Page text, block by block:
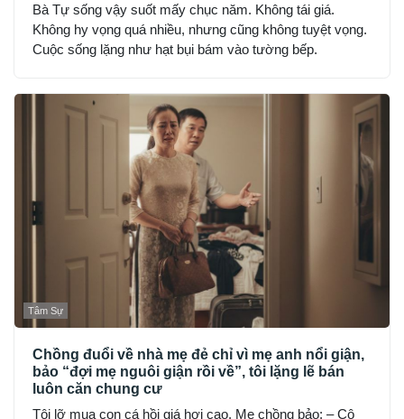
Bà Tự sống vậy suốt mấy chục năm. Không tái giá.
Không hy vọng quá nhiều, nhưng cũng không tuyệt vọng.
Cuộc sống lặng như hạt bụi bám vào tường bếp.
Tâm Sự
Chồng đuổi về nhà mẹ đẻ chỉ vì mẹ anh nổi giận,
bảo “đợi mẹ nguôi giận rồi về”, tôi lặng lẽ bán
luôn căn chung cư
Tôi lỡ mua con cá hồi giá hơi cao. Mẹ chồng bảo: – Cô